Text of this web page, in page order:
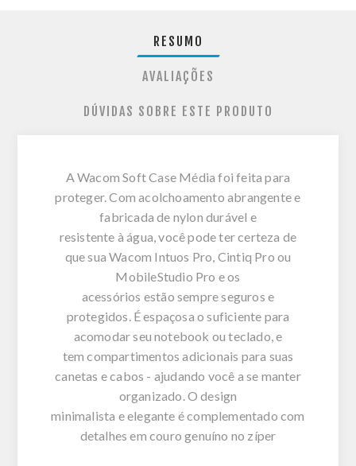
RESUMO
AVALIAÇÕES
DÚVIDAS SOBRE ESTE PRODUTO
A Wacom Soft Case Média foi feita para
proteger. Com acolchoamento abrangente e
fabricada de nylon durável e
resistente à água, você pode ter certeza de
que sua Wacom Intuos Pro, Cintiq Pro ou
MobileStudio Pro e os
acessórios estão sempre seguros e
protegidos. É espaçosa o suficiente para
acomodar seu notebook ou teclado, e
tem compartimentos adicionais para suas
canetas e cabos - ajudando você a se manter
organizado. O design
minimalista e elegante é complementado com
detalhes em couro genuíno no zíper